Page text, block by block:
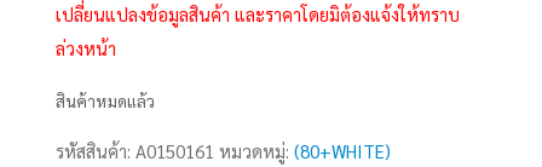
เปลี่ยนแปลงข้อมูลสินค้า และราคาโดยมิต้องแจ้งให้ทราบ
ล่วงหน้า
สินค้าหมดแล้ว
รหัสสินค้า: A0150161 หมวดหมู่:(80+WHITE)